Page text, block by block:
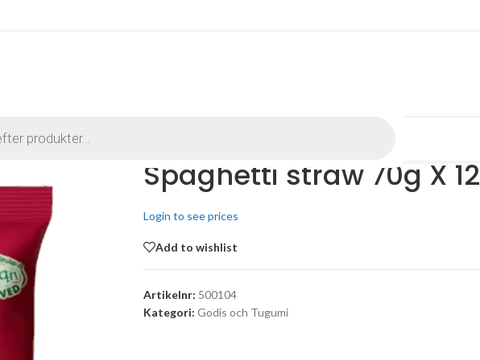
Spaghetti straw 70g X 12
Login to see prices
Add to wishlist
Artikelnr: 500104
Kategori: Godis och Tugumi